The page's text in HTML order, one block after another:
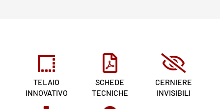
TELAIO
INNOVATIVO
SCHEDE
TECNICHE
CERNIERE
INVISIBILI